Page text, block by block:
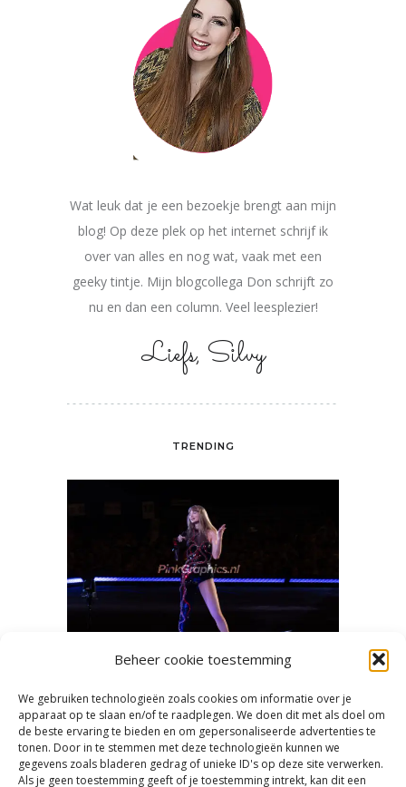
Beheer cookie toestemming
We gebruiken technologieën zoals cookies om informatie over je
apparaat op te slaan en/of te raadplegen. We doen dit met als doel om
de beste ervaring te bieden en om gepersonaliseerde advertenties te
tonen. Door in te stemmen met deze technologieën kunnen we
gegevens zoals bladeren gedrag of unieke ID's op deze site verwerken.
Als je geen toestemming geeft of je toestemming intrekt, kan dit een
Wat leuk dat je een bezoekje brengt aan mijn
blog! Op deze plek op het internet schrijf ik
over van alles en nog wat, vaak met een
geeky tintje. Mijn blogcollega Don schrijft zo
nu en dan een column. Veel leesplezier!
Liefs, Silvy
TRENDING
heet
Mooie concertfoto’s en -video’s
maken